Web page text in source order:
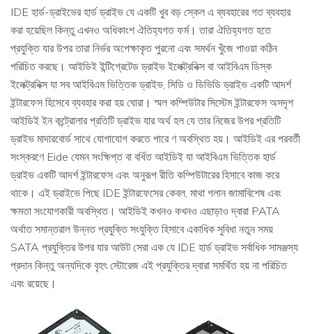
IDE হার্ড-ড্রাইভের হার্ড ড্রাইভ যে একটি খুব বড় স্কেল এ ব্যবহারের গত ব্যবহার
করা হয়েছিল কিন্তু এখনও অধিকাংশ ঐতিহ্যগত ফর্ম। তারা ঐতিহ্যগত হতে
প্রযুক্তি যার উপর তারা নির্ভর অপেক্ষাকৃত পুরনো এবং সমর্থন খুঁজে পাওয়া কঠিন
পরিচিত করছে। আইডিই ইন্টিগ্রেটেড ড্রাইভ ইলেক্ট্রনিক্স বা আইবিএম ডিস্ক
ইলেক্ট্রনিক্স যা সব আইবিএম ভিত্তিক ড্রাইভ, সিডি ও ডিভিডি ড্রাইভ একটি আদর্শ
ইন্টারফেস হিসেবে ব্যবহার করা হয় ঘোরা। স্মল কম্পিউটার সিস্টেম ইন্টারফেস অসদৃশ
আইডিই ইন কন্ট্রোলার প্রতিটি ড্রাইভ যার অর্থ হল যে তার নিজের উপর প্রতিটি
ড্রাইভ মাদারবোর্ড সাথে যোগাযোগ করতে পারে ণ অবস্থিত হয়। আইডিই এর পরবর্তী
সংস্করণে Eide যেমন সংক্ষিপ্ত বা বর্ধিত আইডিই যা আইবিএম ভিত্তিক হার্ড
ড্রাইভ একটি আদর্শ ইন্টারফেস এবং অনুরূপ রীতি কম্পিউটারের হিসাবে কাজ করে
থাকে। এই ড্রাইভে পিছে IDE ইন্টারফেসের কেবল, মাথা গলান জামাবিশেষ এবং
ক্ষমতা সংযোগকারী অবস্থিত। আইডিই কখনও কখনও এছাড়াও দ্বারা PATA
অর্থাত সমান্তরাল উন্নত প্রযুক্তি সংযুক্তি হিসাবে একাধিক সুবিধা নতুন সময়
SATA প্রযুক্তির উপর যার আউট সেরা এক যে IDE হার্ড ড্রাইভ সর্বাধিক সামঞ্জস্য
প্রদান কিন্তু অন্যদিকে বৃহৎ স্টোরেজ এই প্রযুক্তির দ্বারা সমর্থিত হয় না পরিচিত
এবং রয়েছে।